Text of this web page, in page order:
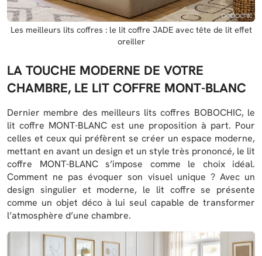
Les meilleurs lits coffres : le lit coffre JADE avec tête de lit effet
oreiller
LA TOUCHE MODERNE DE VOTRE
CHAMBRE, LE LIT COFFRE MONT-BLANC
Dernier membre des meilleurs lits coffres BOBOCHIC, le
lit coffre MONT-BLANC est une proposition à part. Pour
celles et ceux qui préfèrent se créer un espace moderne,
mettant en avant un design et un style très prononcé, le lit
coffre MONT-BLANC s’impose comme le choix idéal.
Comment ne pas évoquer son visuel unique ? Avec un
design singulier et moderne, le lit coffre se présente
comme un objet déco à lui seul capable de transformer
l’atmosphère d’une chambre.